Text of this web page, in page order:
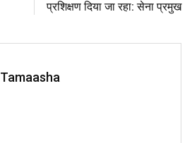
प्रशिक्षण दिया जा रहा: सेना प्रमुख
Tamaasha